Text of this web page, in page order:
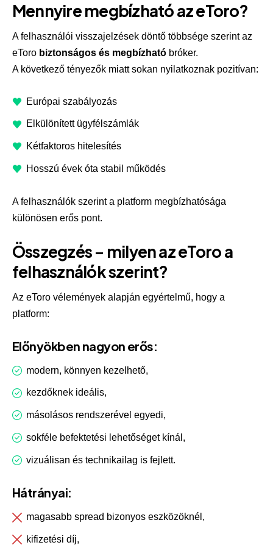
Mennyire megbízható az eToro?
A felhasználói visszajelzések döntő többsége szerint az
eToro biztonságos és megbízható bróker.
A következő tényezők miatt sokan nyilatkoznak pozitívan:
Európai szabályozás
Elkülönített ügyfélszámlák
Kétfaktoros hitelesítés
Hosszú évek óta stabil működés
A felhasználók szerint a platform megbízhatósága
különösen erős pont.
Összegzés – milyen az eToro a
felhasználók szerint?
Az eToro vélemények alapján egyértelmű, hogy a
platform:
Előnyökben nagyon erős:
modern, könnyen kezelhető,
kezdőknek ideális,
másolásos rendszerével egyedi,
sokféle befektetési lehetőséget kínál,
vizuálisan és technikailag is fejlett.
Hátrányai:
magasabb spread bizonyos eszközöknél,
kifizetési díj,